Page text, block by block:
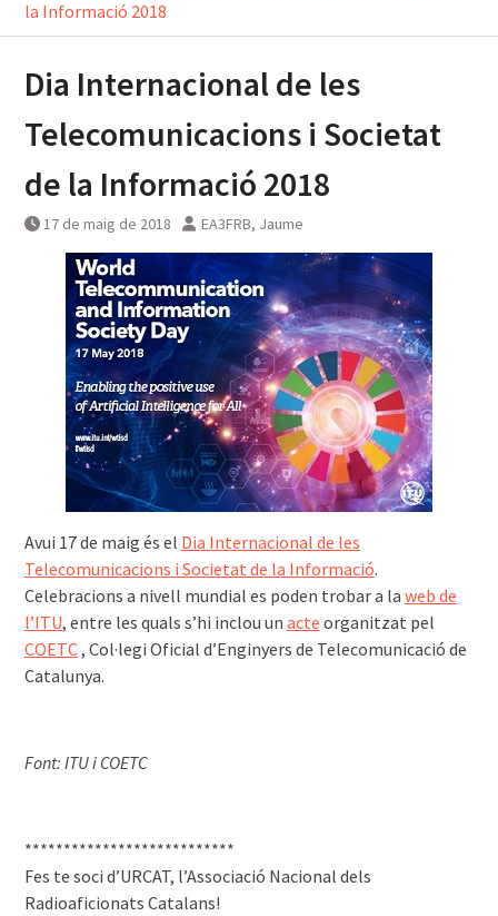
la Informació 2018
Dia Internacional de les
Telecomunicacions i Societat
de la Informació 2018
17 de maig de 2018 EA3FRB, Jaume
Avui 17 de maig és el Dia Internacional de les
Telecomunicacions i Societat de la Informació.
Celebracions a nivell mundial es poden trobar a la web de
l’ITU, entre les quals s’hi inclou un acte organitzat pel
COETC, Col·legi Oficial d’Enginyers de Telecomunicació de
Catalunya.
Font: ITU i COETC
***************************
Fes te soci d’URCAT, l’Associació Nacional dels
Radioaficionats Catalans!